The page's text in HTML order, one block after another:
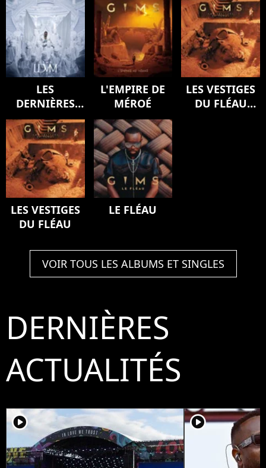
LES
DERNIÈRES
VOLONTÉS DE
MOZART
(SYMPHONY)
L'EMPIRE DE
MÉROÉ
LES VESTIGES
DU FLÉAU
LES VESTIGES
DU FLÉAU
LE FLÉAU
VOIR TOUS LES ALBUMS ET SINGLES
DERNIÈRES
ACTUALITÉS
player2 player2